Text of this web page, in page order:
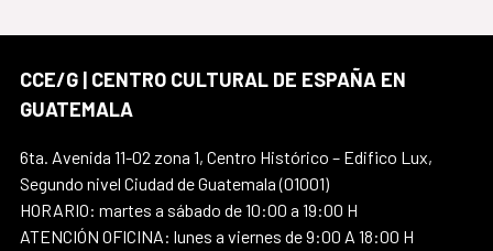
CCE/G | CENTRO CULTURAL DE ESPAÑA EN
GUATEMALA
6ta. Avenida 11-02 zona 1, Centro Histórico – Edifico Lux,
Segundo nivel Ciudad de Guatemala (01001)
HORARIO: martes a sábado de 10:00 a 19:00 H
ATENCIÓN OFICINA: lunes a viernes de 9:00 A 18:00 H